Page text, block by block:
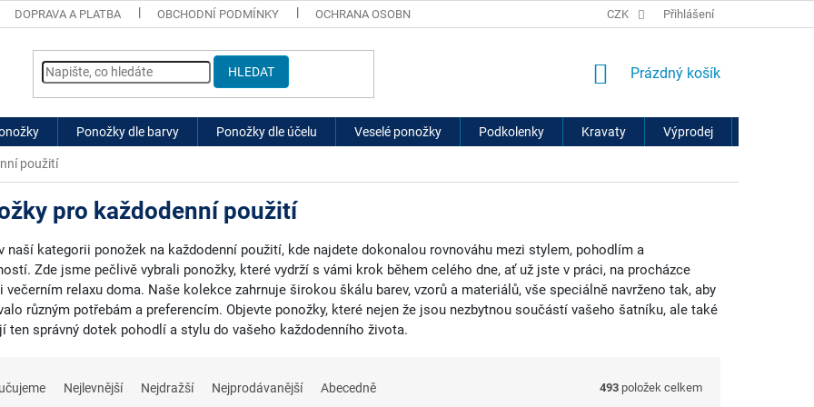
DOPRAVA A PLATBA OBCHODNÍ PODMÍNKY OCHRANA OSOBNÍCH ÚDAJŮ VRÁCENÍ ZBOŽÍ A REKLAMACE
CZK Přihlášení
HLEDAT
NÁKUPNÍ
Prázdný košík
Ponožky dle barvy Ponožky dle účelu Veselé ponožky Podkolenky Kravaty Výprodej
použití
pro každodenní použití
naší kategorii ponožek na každodenní použití, kde najdete dokonalou rovnováhu mezi stylem, pohodlím a
Zde jsme pečlivě vybrali ponožky, které vydrží s vámi krok během celého dne, ať už jste v práci, na procházce
večerním relaxu doma. Naše kolekce zahrnuje širokou škálu barev, vzorů a materiálů, vše speciálně navrženo tak, aby
různým potřebám a preferencím. Objevte ponožky, které nejen že jsou nezbytnou součástí vašeho šatníku, ale také
ten správný dotek pohodlí a stylu do vašeho každodenního života.
Nejlevnější Nejdražší Nejprodávanější Abecedně 493 položek celkem